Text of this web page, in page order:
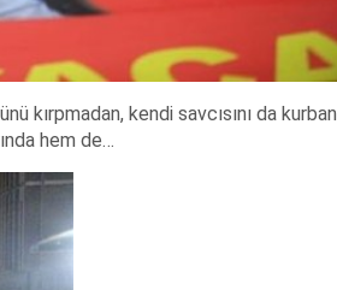
kırpmadan, kendi savcısını da kurban
hem de…